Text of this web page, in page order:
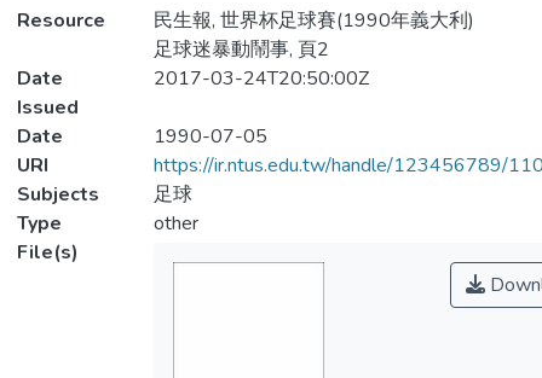
Resource
民生報, 世界杯足球賽(1990年義大利)
足球迷暴動鬧事, 頁2
Date
Issued
2017-03-24T20:50:00Z
Date
1990-07-05
URI
https://ir.ntus.edu.tw/handle/123456789/
Subjects
足球
Type
other
File(s)